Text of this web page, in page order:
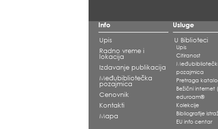
Info
Upis
Radno vreme i
lokacija
Izdavanje publikacija
Međubibliotečka
pozajmica
Cenovnik
Kontakti
Mapa
Usluge
U Biblioteci
Upis
Citiranost
pozajmica
Pretraga
Bežični internet
eduroam®
Kolekcije
Bibliografije
EU info centar